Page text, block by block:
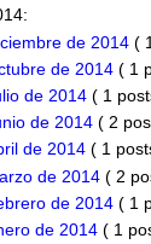
de 2014(
de 2014( 1
de 2014( 1
de 2014( 2
de 2014( 1
de 2014( 2
de 2014( 1
de 2014( 1